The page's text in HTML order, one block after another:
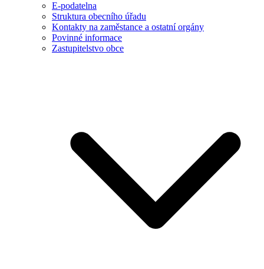
E-podatelna
Struktura obecního úřadu
Kontakty na zaměstance a ostatní orgány
Povinné informace
Zastupitelstvo obce